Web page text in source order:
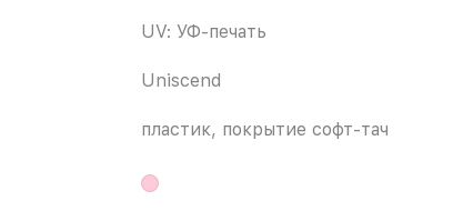
UV: УФ-печать
Uniscend
пластик, покрытие софт-тач